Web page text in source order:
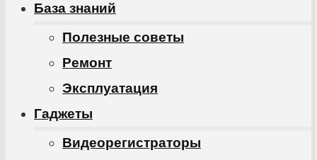
База знаний
Полезные советы
Ремонт
Эксплуатация
Гаджеты
Видеорегистраторы